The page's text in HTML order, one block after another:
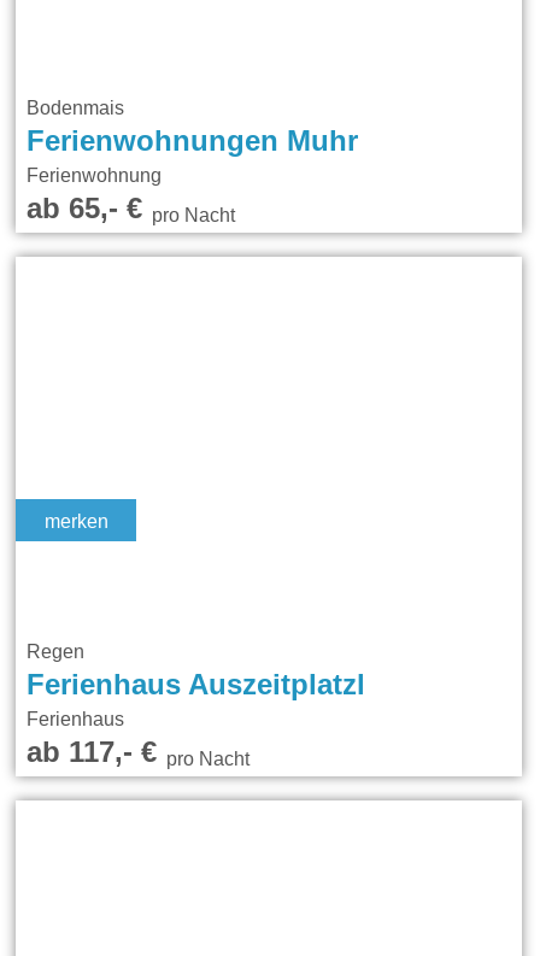
Bodenmais
Ferienwohnungen Muhr
Ferienwohnung
ab 65,- €pro Nacht
merken
Regen
Ferienhaus Auszeitplatzl
Ferienhaus
ab 117,- €pro Nacht